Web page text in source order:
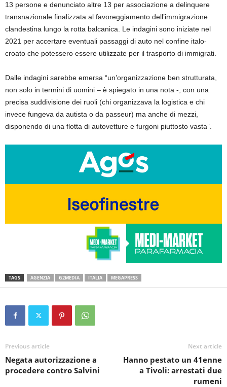
13 persone e denunciato altre 13 per associazione a delinquere
transnazionale finalizzata al favoreggiamento dell’immigrazione
clandestina lungo la rotta balcanica. Le indagini sono iniziate nel
2021 per accertare eventuali passaggi di auto nel confine italo-
croato che potessero essere utilizzate per il trasporto di immigrati.
Dalle indagini sarebbe emersa “un’organizzazione ben strutturata,
non solo in termini di uomini – è spiegato in una nota -, con una
precisa suddivisione dei ruoli (chi organizzava la logistica e chi
invece fungeva da autista o da passeur) ma anche di mezzi,
disponendo di una flotta di autovetture e furgoni piuttosto vasta”.
TAGS AGENZIA G2MEDIA ITALIA MEGAPRESS
Previous article
Negata autorizzazione a
procedere contro Salvini
Next article
Hanno pestato un 41enne
a Tivoli: arrestati due
rumeni